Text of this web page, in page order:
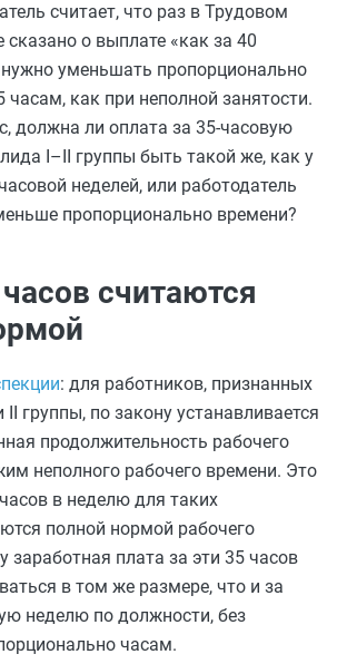
считает, что раз в Трудовом
сказано о выплате «как за 40
уменьшать пропорционально
как при неполной занятости.
должна ли оплата за 35‑часовую
I–II группы быть такой же, как у
неделей, или работодатель
пропорционально времени?
считаются
: для работников, признанных
группы, по закону устанавливается
продолжительность рабочего
неполного рабочего времени. Это
в неделю для таких
полной нормой рабочего
заработная плата за эти 35 часов
в том же размере, что и за
неделю по должности, без
часам.